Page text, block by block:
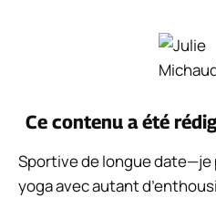
Ce contenu a été
Sportive de longue
yoga avec autant